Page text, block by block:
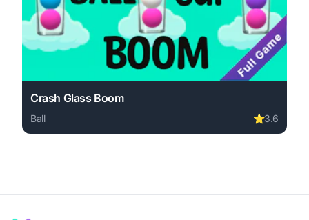
Crash Glass Boom
Ball ⭐3.6
Play Crash Glass Boom online free. ball game, no